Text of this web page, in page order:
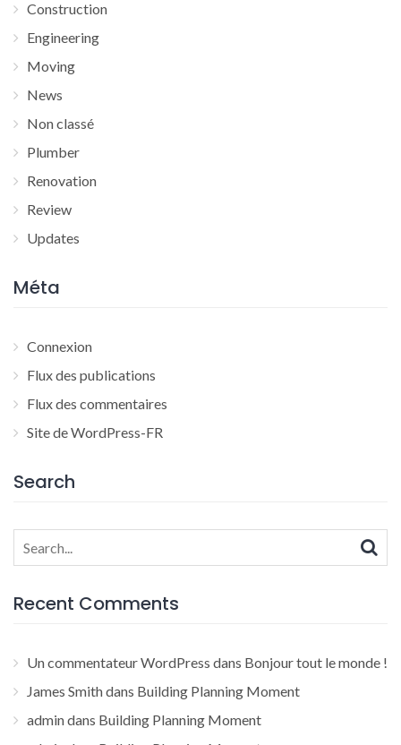
Construction
Engineering
Moving
News
Non classé
Plumber
Renovation
Review
Updates
Méta
Connexion
Flux des publications
Flux des commentaires
Site de WordPress-FR
Search
Search
for:
Recent Comments
Un commentateur WordPress dans Bonjour tout le monde !
James Smithdans Building Planning Moment
admindans Building Planning Moment